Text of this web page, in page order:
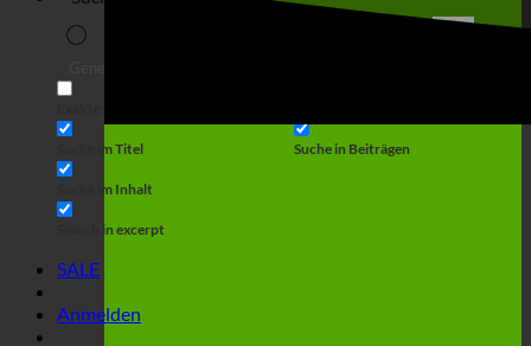
Suche im Titel
Suche im Inhalt
Search in excerpt
Suche in Beiträgen
SALE
Anmelden